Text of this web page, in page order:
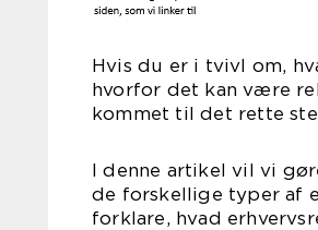
Hvis du er i tvivl om,
hvorfor det kan være
kommet til det rette
I denne artikel vil vi
de forskellige typer af
forklare, hvad